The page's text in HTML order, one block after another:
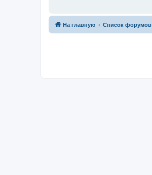
На главную Список форумов